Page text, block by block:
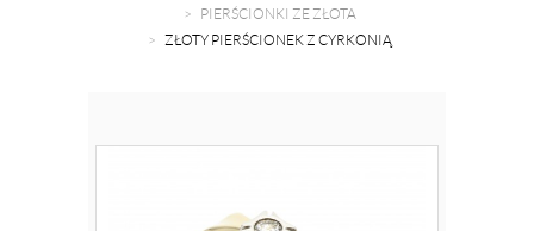
PIERŚCIONKI ZE ZŁOTA
ZŁOTY PIERŚCIONEK Z CYRKONIĄ